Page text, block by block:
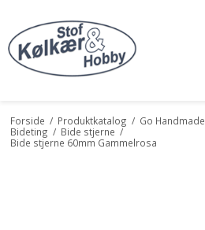
Forside / Produktkatalog / Go Handmade
Bideting / Bide stjerne /
Bide stjerne 60mm Gammelrosa